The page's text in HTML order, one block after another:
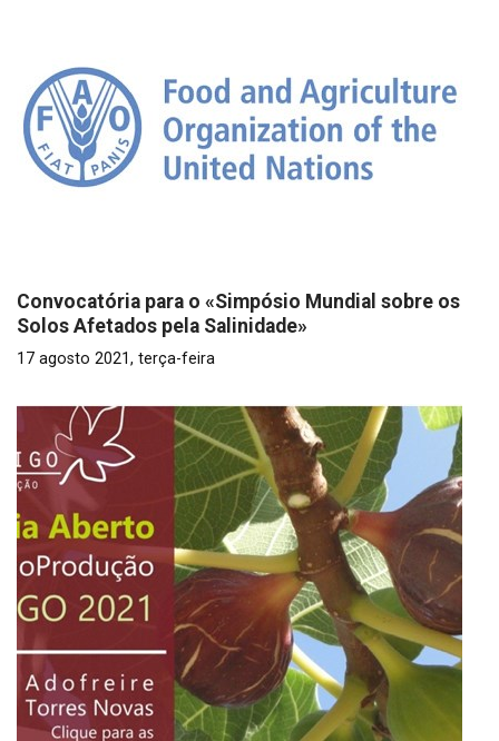
Convocatória para o «Simpósio Mundial sobre os
Solos Afetados pela Salinidade»
17 agosto 2021, terça-feira